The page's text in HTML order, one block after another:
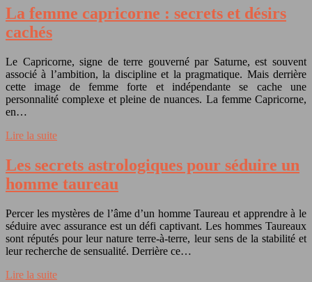
La femme capricorne : secrets et désirs
cachés
Le Capricorne, signe de terre gouverné par Saturne, est souvent
associé à l’ambition, la discipline et la pragmatique. Mais derrière
cette image de femme forte et indépendante se cache une
personnalité complexe et pleine de nuances. La femme Capricorne,
en…
Lire la suite
Les secrets astrologiques pour séduire un
homme taureau
Percer les mystères de l’âme d’un homme Taureau et apprendre à le
séduire avec assurance est un défi captivant. Les hommes Taureaux
sont réputés pour leur nature terre-à-terre, leur sens de la stabilité et
leur recherche de sensualité. Derrière ce…
Lire la suite